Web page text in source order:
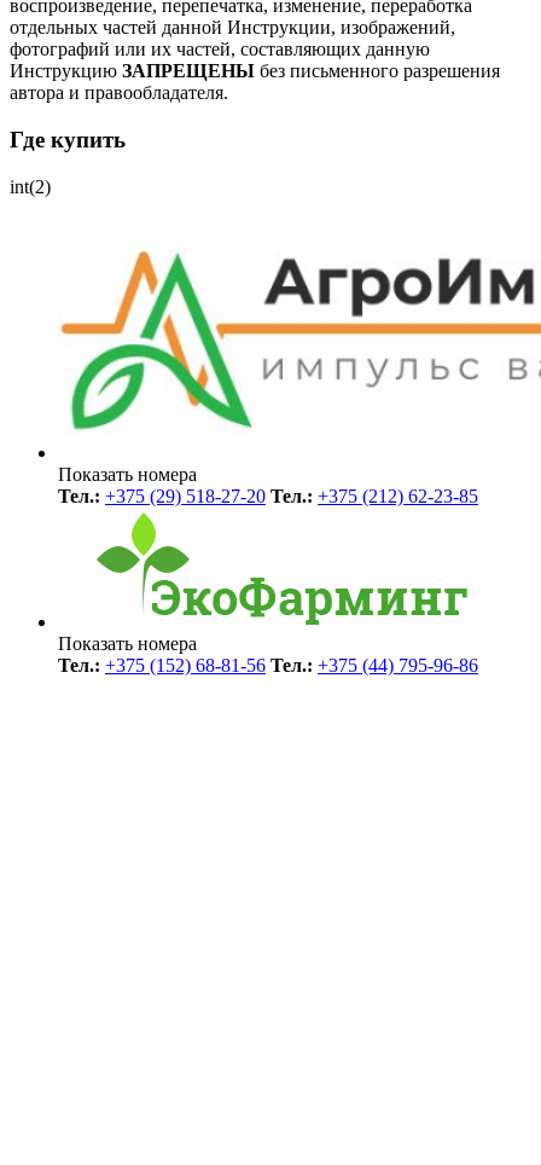
воспроизведение, перепечатка, изменение, переработка
отдельных частей данной Инструкции, изображений,
фотографий или их частей, составляющих данную
Инструкцию ЗАПРЕЩЕНЫ без письменного разрешения
автора и правообладателя.
Где купить
int(2)
Показать номера
Тел.: +375 (29) 518-27-20 Тел.: +375 (212) 62-23-85
Показать номера
Тел.: +375 (152) 68-81-56 Тел.: +375 (44) 795-96-86